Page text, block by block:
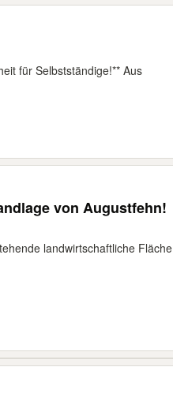
für Selbstständige!** Aus
von Augustfehn!
landwirtschaftliche Fläche